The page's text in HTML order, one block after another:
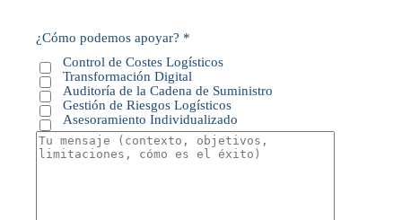
¿Cómo podemos apoyar? *
Control de Costes Logísticos
Transformación Digital
Auditoría de la Cadena de Suministro
Gestión de Riesgos Logísticos
Asesoramiento Individualizado